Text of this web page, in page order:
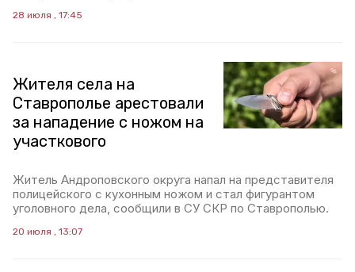
28 июля , 17:45
Жителя села на
Ставрополье арестовали
за нападение с ножом на
участкового
Житель Андроповского округа напал на представителя
полицейского с кухонным ножом и стал фигурантом
уголовного дела, сообщили в СУ СКР по Ставрополью.
20 июля , 13:07